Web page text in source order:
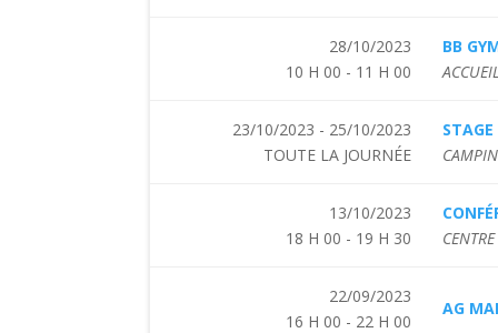
28/10/2023
10 H 00 - 11 H 00
BB
23/10/2023 - 25/10/2023
TOUTE LA JOURNÉE
13/10/2023
18 H 00 - 19 H 30
22/09/2023
16 H 00 - 22 H 00
AG